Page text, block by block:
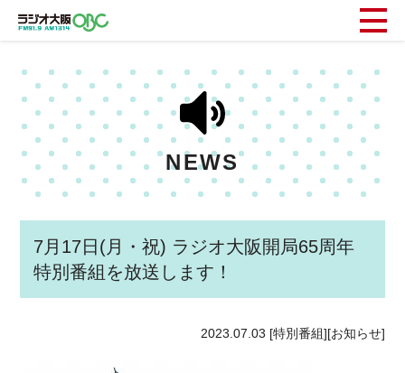
NEWS
7月17日(月・祝) ラジオ大阪開局65周年
特別番組を放送します！
2023.07.03 [特別番組][お知らせ]